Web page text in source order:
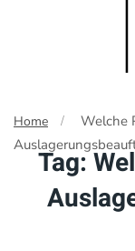
main
content
Home
Welche
Tag: